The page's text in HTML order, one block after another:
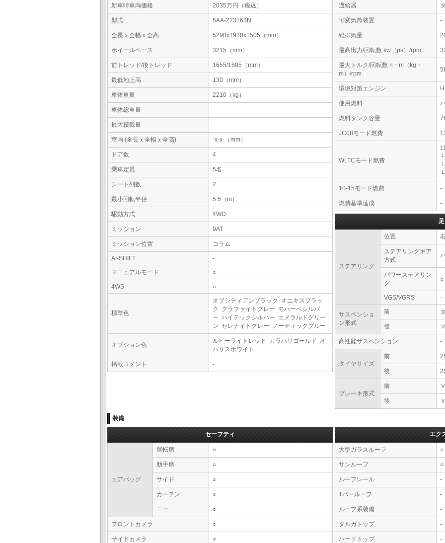
新車時車両価格 2035万円（税込）
型式 5AA-223163N
全長ｘ全幅ｘ全高 5290x1930x1505（mm）
ホイールベース 3215（mm）
前トレッド/後トレッド 1655/1685（mm）
最低地上高 130（mm）
車体重量 2210（kg）
車体総重量 -
最大積載量 -
室内 (全長ｘ全幅ｘ全高) -x-x-（mm）
ドア数 4
乗車定員 5名
シート列数 2
最小回転半径 5.5（m）
駆動方式 4WD
ミッション 9AT
ミッション位置 コラム
AI-SHIFT
-
マニュアルモード
○
4WS ○
標準色
オブシディアンブラック オニキスブラッ
ク グラファイトグレー モハーベシルバ
ー ハイテックシルバー エメラルドグリー
ン セレナイトグレー ノーティックブルー
オプション色
ルビーライトレッド カラハリゴールド オ
パリスホワイト
掲載コメント -
過給器
可変気筒装置 -
総排気量
最高出力/回転数 kw（ps）/rpm
最大トルク/回転数 n・m（kg・
m）/rpm
環境対策エンジン
使用燃料
燃料タンク容量
JC08モード燃費
WLTCモード燃費
10-15モード燃費 -
燃費基準達成 -
ステアリング
位置
ステアリングギア
方式
パワーステアリン
グ
○
VGS/VGRS -
サスペンショ
ン形式
前
後
高性能サスペンション -
タイヤサイズ
前
後
ブレーキ形式
前
後
装備
セーフティ
エアバッグ
運転席 ○
助手席 ○
サイド ○
カーテン ○
ニー ○
フロントカメラ ○
サイドカメラ ○
エク
大型ガラスルーフ ○
サンルーフ ○
ルーフレール -
Tバールーフ -
ルーフ系装備 -
タルガトップ -
ハードトップ -